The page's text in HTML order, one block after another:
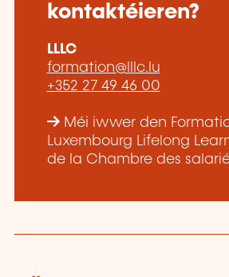
kontaktéieren?
LLLC
formation@lllc.lu
+352 27 49 46 00
Méi iwwer den
Luxembourg Lifelong
de la Chambre des